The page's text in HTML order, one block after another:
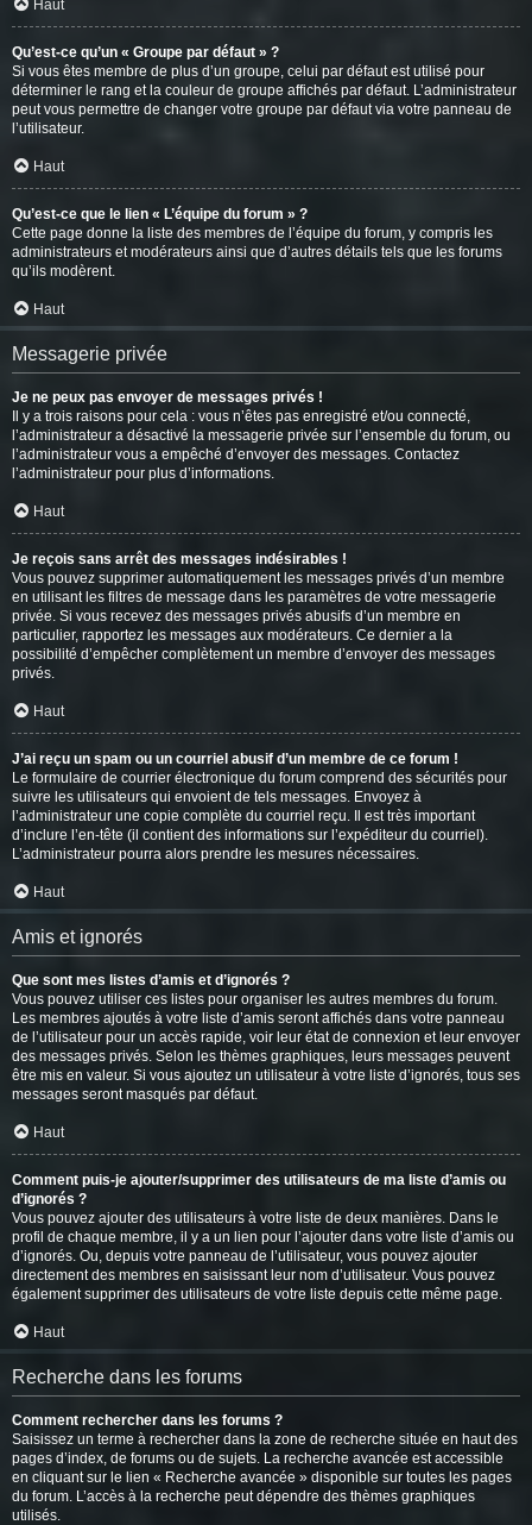
Haut
Qu’est-ce qu’un « Groupe par défaut » ?
Si vous êtes membre de plus d’un groupe, celui par défaut est utilisé pour
déterminer le rang et la couleur de groupe affichés par défaut. L’administrateur
peut vous permettre de changer votre groupe par défaut via votre panneau de
l’utilisateur.
Haut
Qu’est-ce que le lien « L’équipe du forum » ?
Cette page donne la liste des membres de l’équipe du forum, y compris les
administrateurs et modérateurs ainsi que d’autres détails tels que les forums
qu’ils modèrent.
Haut
Messagerie privée
Je ne peux pas envoyer de messages privés !
Il y a trois raisons pour cela : vous n’êtes pas enregistré et/ou connecté,
l’administrateur a désactivé la messagerie privée sur l’ensemble du forum, ou
l’administrateur vous a empêché d’envoyer des messages. Contactez
l’administrateur pour plus d’informations.
Haut
Je reçois sans arrêt des messages indésirables !
Vous pouvez supprimer automatiquement les messages privés d’un membre
en utilisant les filtres de message dans les paramètres de votre messagerie
privée. Si vous recevez des messages privés abusifs d’un membre en
particulier, rapportez les messages aux modérateurs. Ce dernier a la
possibilité d’empêcher complètement un membre d’envoyer des messages
privés.
Haut
J’ai reçu un spam ou un courriel abusif d’un membre de ce forum !
Le formulaire de courrier électronique du forum comprend des sécurités pour
suivre les utilisateurs qui envoient de tels messages. Envoyez à
l’administrateur une copie complète du courriel reçu. Il est très important
d’inclure l’en-tête (il contient des informations sur l’expéditeur du courriel).
L’administrateur pourra alors prendre les mesures nécessaires.
Haut
Amis et ignorés
Que sont mes listes d’amis et d’ignorés ?
Vous pouvez utiliser ces listes pour organiser les autres membres du forum.
Les membres ajoutés à votre liste d’amis seront affichés dans votre panneau
de l’utilisateur pour un accès rapide, voir leur état de connexion et leur envoyer
des messages privés. Selon les thèmes graphiques, leurs messages peuvent
être mis en valeur. Si vous ajoutez un utilisateur à votre liste d’ignorés, tous ses
messages seront masqués par défaut.
Haut
Comment puis-je ajouter/supprimer des utilisateurs de ma liste d’amis ou
d’ignorés ?
Vous pouvez ajouter des utilisateurs à votre liste de deux manières. Dans le
profil de chaque membre, il y a un lien pour l’ajouter dans votre liste d’amis ou
d’ignorés. Ou, depuis votre panneau de l’utilisateur, vous pouvez ajouter
directement des membres en saisissant leur nom d’utilisateur. Vous pouvez
également supprimer des utilisateurs de votre liste depuis cette même page.
Haut
Recherche dans les forums
Comment rechercher dans les forums ?
Saisissez un terme à rechercher dans la zone de recherche située en haut des
pages d’index, de forums ou de sujets. La recherche avancée est accessible
en cliquant sur le lien « Recherche avancée » disponible sur toutes les pages
du forum. L’accès à la recherche peut dépendre des thèmes graphiques
utilisés.